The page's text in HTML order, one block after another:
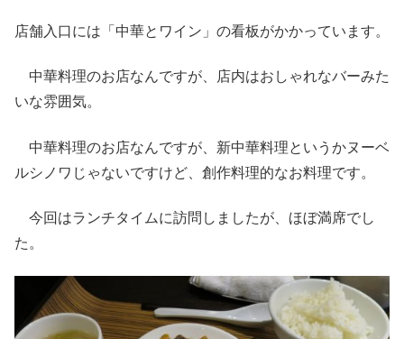
店舗入口には「中華とワイン」の看板がかかっています。
中華料理のお店なんですが、店内はおしゃれなバーみた
いな雰囲気。
中華料理のお店なんですが、新中華料理というかヌーベ
ルシノワじゃないですけど、創作料理的なお料理です。
今回はランチタイムに訪問しましたが、ほぼ満席でし
た。